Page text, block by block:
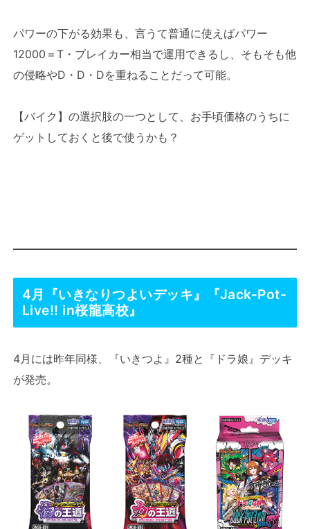
パワーの下がる効果も、言うて普通に使えばパワー
12000＝T・ブレイカー相当で運用できるし、そもそも他
の侵略やD・D・Dを重ねることだって可能。
【バイク】の選択肢の一つとして、お手頃価格のうちに
ゲットしておくと後で使うかも？
4月『いきなりつよいデッキ』『Jack-Pot-
Live!! in桜龍高校』
4月には昨年同様、『いきつよ』2種と『ドラ娘』デッキ
が発売。